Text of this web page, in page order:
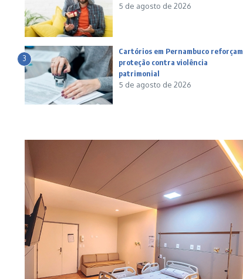
5 de agosto de 2026
3
Cartórios em Pernambuco reforçam
proteção contra violência
patrimonial
5 de agosto de 2026